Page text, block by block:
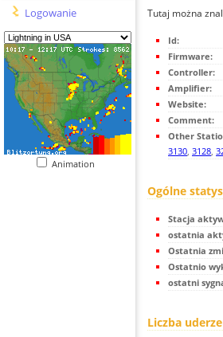
Logowanie
Animation
Tutaj można
Id:
Firmware:
Controller:
Amplifier:
Website:
Comment:
Other
3130, 3128,
Ogólne
Stacja
ostatnia
Ostatnia
Ostatnio
ostatni
Liczba